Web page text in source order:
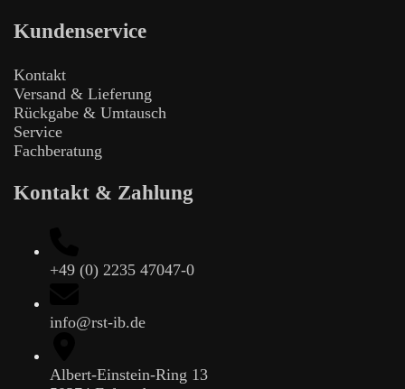
Kundenservice
Kontakt
Versand & Lieferung
Rückgabe & Umtausch
Service
Fachberatung
Kontakt & Zahlung
+49 (0) 2235 47047-0
info@rst-ib.de
Albert-Einstein-Ring 13